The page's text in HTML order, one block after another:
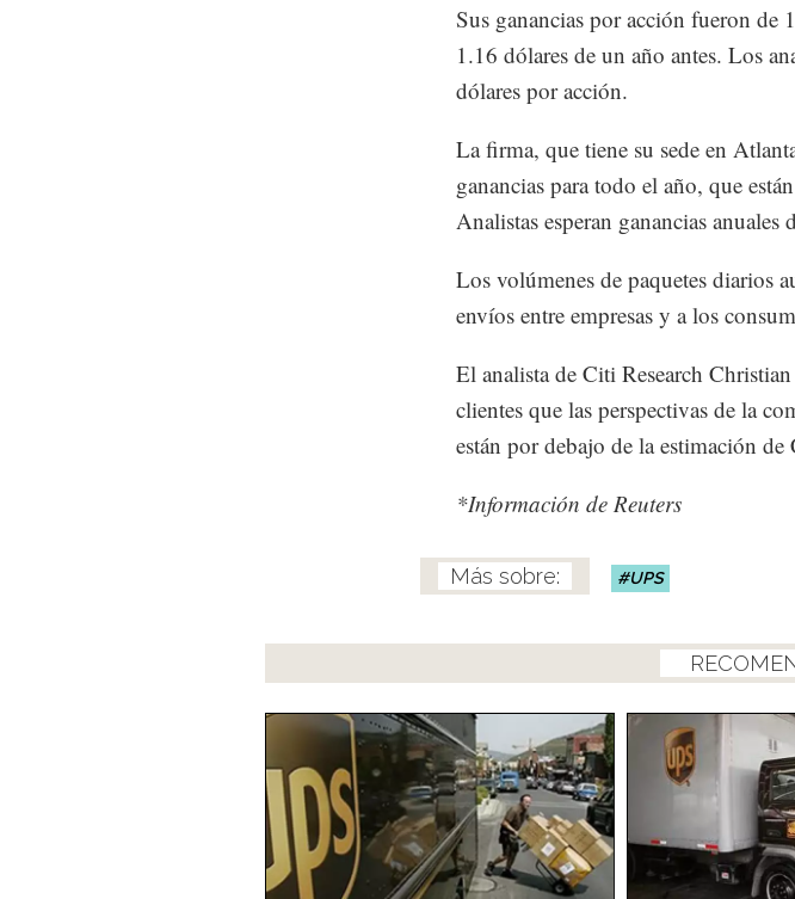
Sus ganancias por acción fueron de
1.16 dólares de un año antes. Los
dólares por acción.
La firma, que tiene su sede en
ganancias para todo el año, que
Analistas esperan ganancias
Los volúmenes de paquetes diarios
envíos entre empresas y a los
El analista de Citi Research
clientes que las perspectivas de la
están por debajo de la estimación de
*Información de Reuters
UPS